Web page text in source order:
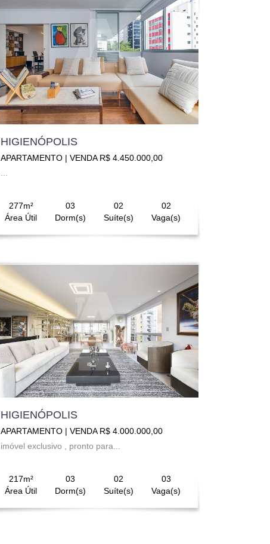
HIGIENÓPOLIS
APARTAMENTO | VENDA R$ 4.450.000,00
277m²
Área Útil
03
Dorm(s)
02
Suíte(s)
02
Vaga(s)
HIGIENÓPOLIS
APARTAMENTO | VENDA R$ 4.000.000,00
imóvel exclusivo , pronto para...
217m²
Área Útil
03
Dorm(s)
02
Suíte(s)
03
Vaga(s)